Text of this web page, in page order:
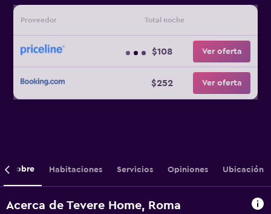
Proveedor Total noche
$108 Ver oferta
$252 Ver oferta
Sobre Habitaciones Servicios Opiniones Ubicación
Acerca de Tevere Home, Roma